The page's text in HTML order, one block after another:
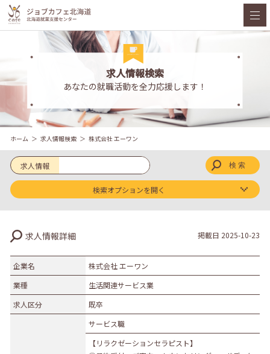
求人情報検索
あなたの就職活動を全力応援します！
ホーム 求人情報検索 株式会社 エーワン
求人情報
検索オプションを開く
業種
農林水産業
建設業
食品製造業
その他の製造業
求人情報詳細 掲載日 2025-10-23
企業名
株式会社 エーワン
業種
生活関連サービス業
求人区分
既卒
サービス職
【リラクゼーションセラピスト】